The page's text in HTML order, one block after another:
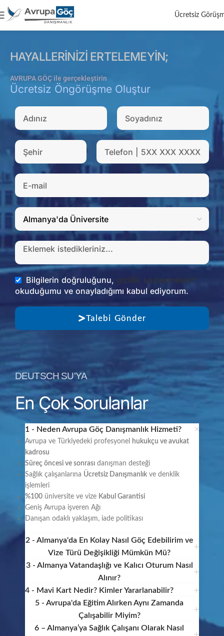
Ücretsiz
HAYALLERINIZI ERTELEMEYIN;
AVRUPA GÖÇ ile gerçekleştirin
Ücretsiz Öngörüşme Oluştur
Bilgilerin doğruluğunu, gizlilik sözleşmesini*
okuduğumu ve onayladığımı kabul ediyorum.
Talebi Gönder
DEUTSCH SU'YA
En Çok Sorulanlar
1 - Neden Avrupa Göç Danışmanlık Hizmeti?
Avrupa ve Türkiyedeki profesyonel hukukçu ve avukat
kadrosu
Süreç öncesi ve sonrası danışman desteği
Sağlık çalışanlarına Ücretsiz Danışmanlık ve denklik
işlemleri
%100 üniversite ve vize Kabul Garantisi
Geniş Avrupa işveren Ağı
Danışan odaklı yaklaşım, iade politikası
2 - Almanya'da En Kolay Nasıl Göç Edebilirim ve
Vize Türü Değişikliği Mümkün Mü?
3 - Almanya Vatandaşlığı ve Kalıcı Oturum Nasıl
Alınır?
4 - Mavi Kart Nedir? Kimler Yararlanabilir?
5 - Avrupa'da Eğitim Alırken Aynı Zamanda
Çalışabilir Miyim?
6 – Almanya’ya Sağlık Çalışanı Olarak Nasıl